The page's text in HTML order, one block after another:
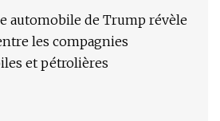
automobile de Trump révèle
les compagnies
et pétrolières